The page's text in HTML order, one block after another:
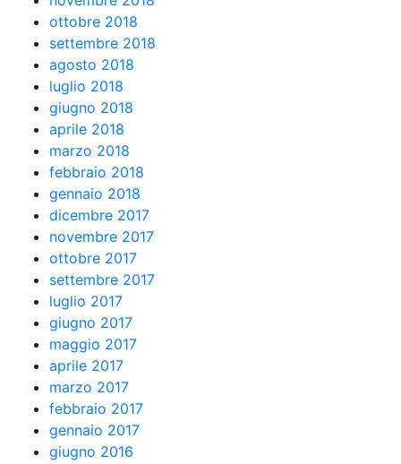
ottobre 2018
settembre 2018
agosto 2018
luglio 2018
giugno 2018
aprile 2018
marzo 2018
febbraio 2018
gennaio 2018
dicembre 2017
novembre 2017
ottobre 2017
settembre 2017
luglio 2017
giugno 2017
maggio 2017
aprile 2017
marzo 2017
febbraio 2017
gennaio 2017
giugno 2016